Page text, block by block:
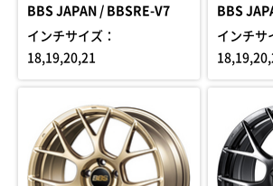
BBS JAPAN / BBSRE-V7
インチサイズ：
18,19,20,21
BBS
インチサ